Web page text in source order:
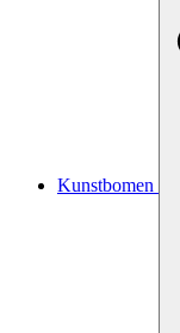
Kunstbomen